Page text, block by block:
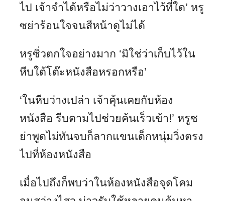
ไป เจ้าจำได้หรือไม่ว่าวางเอาไว้ที่ใด’ หรู
ซย่าร้อนใจจนสีหน้าดูไม่ได้
หรูซิ่วตกใจอย่างมาก ‘มิใช่ว่าเก็บไว้ใน
หีบใต้โต๊ะหนังสือหรอกหรือ’
‘ในหีบว่างเปล่า เจ้าคุ้นเคยกับห้อง
หนังสือ รีบตามไปช่วยค้นเร็วเข้า!’ หรูซ
ย่าพูดไม่ทันจบก็ลากแขนเด็กหนุ่มวิ่งตรง
ไปที่ห้องหนังสือ
เมื่อไปถึงก็พบว่าในห้องหนังสือจุดโคม